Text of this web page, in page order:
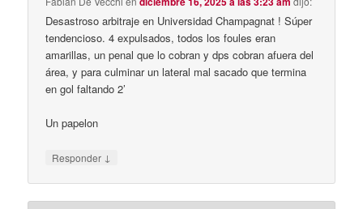
Desastroso arbitraje en Universidad Champagnat ! Súper
tendencioso. 4 expulsados, todos los foules eran
amarillas, un penal que lo cobran y dps cobran afuera del
área, y para culminar un lateral mal sacado que termina
en gol faltando 2’
Un papelon
Responder ↓